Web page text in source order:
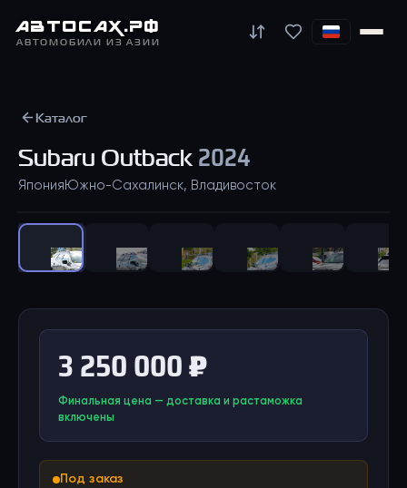
АВТОСАХ.РФ
АВТОМОБИЛИ ИЗ АЗИИ
Каталог
Subaru Outback2024
Япония Южно-Сахалинск, Владивосток
3 250 000 ₽
Финальная цена — доставка и растаможка
включены
Под заказ